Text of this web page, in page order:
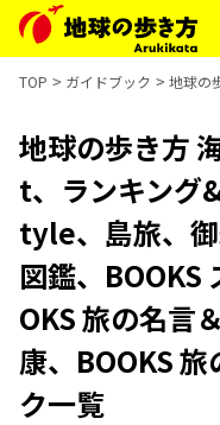
TOP ガイドブック 地球の
地球の歩き方
t、ランキング
tyle、島旅、
図鑑、BOOKS
OKS 旅の名言
康、BOOKS
ク一覧